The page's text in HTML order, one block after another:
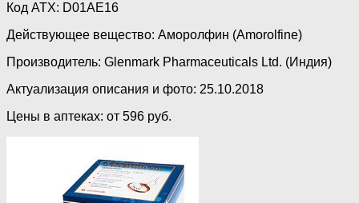
Код ATX: D01AE16
Действующее вещество: Аморолфин (Amorolfine)
Производитель: Glenmark Pharmaceuticals Ltd. (Индия)
Актуализация описания и фото: 25.10.2018
Цены в аптеках: от 596 руб.